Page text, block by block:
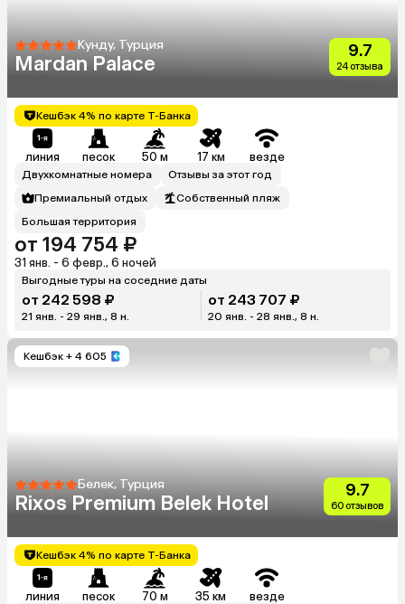
Кунду, Турция
Mardan Palace
9.7
24 отзыва
Кешбэк 4% по карте Т-Банка
линия песок 50 м 17 км везде
Двухкомнатные номера
Отзывы за этот год
Премиальный отдых
Собственный пляж
Большая территория
от 194 754 ₽
31 янв. - 6 февр., 6 ночей
Выгодные туры на соседние даты
от 242 598 ₽
21 янв. - 29 янв., 8 н.
от 243 707 ₽
20 янв. - 28 янв., 8 н.
Кешбэк + 4 605
Белек, Турция
Rixos Premium Belek Hotel
9.7
60 отзывов
Кешбэк 4% по карте Т-Банка
линия песок 70 м 35 км везде